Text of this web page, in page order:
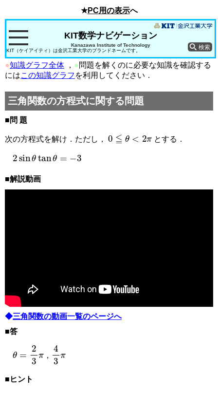
★PC用の表示へ
Kanazawa Institute of Technology
KIT数学ナビゲーション
KIT（ケイアイティ）は金沢工業大学のブランドネームです。
●知識グラフ全体 ， ● 問題を解くのに必要な知識を確認する
にはこの知識グラフ を利用してください．
三角関数の方程式に関する問題
■問 題
次の方程式を解け．ただし，
0 ≦θ < π
とする．
2 sin θtan =
■解説動画
◆三角関数の動画一覧のページへ
■答
，
θ 3π
4
■ヒント